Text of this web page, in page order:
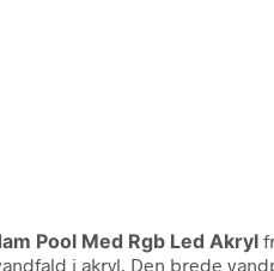
Pool Med Rgb Led Akryl
i akryl. Den brede